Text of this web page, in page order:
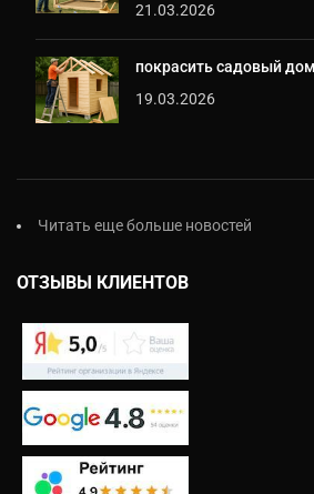
21.03.2026
покрасить садовый
19.03.2026
Читать еще больше новостей
ОТЗЫВЫ КЛИЕНТОВ